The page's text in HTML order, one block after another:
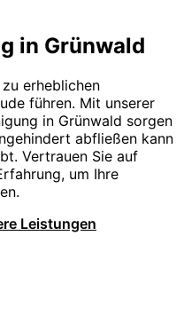
in Grünwald
erheblichen
führen. Mit unserer
in Grünwald sorgen
abfließen kann
Vertrauen Sie auf
um Ihre
Leistungen